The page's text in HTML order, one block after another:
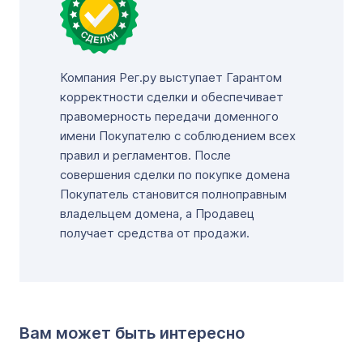
Компания Рег.ру выступает Гарантом
корректности сделки и обеспечивает
правомерность передачи доменного
имени Покупателю с соблюдением всех
правил и регламентов. После
совершения сделки по покупке домена
Покупатель становится полноправным
владельцем домена, а Продавец
получает средства от продажи.
Вам может быть интересно